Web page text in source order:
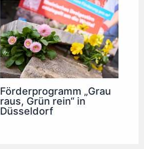
Förderprogramm „Grau
raus, Grün rein“ in
Düsseldorf